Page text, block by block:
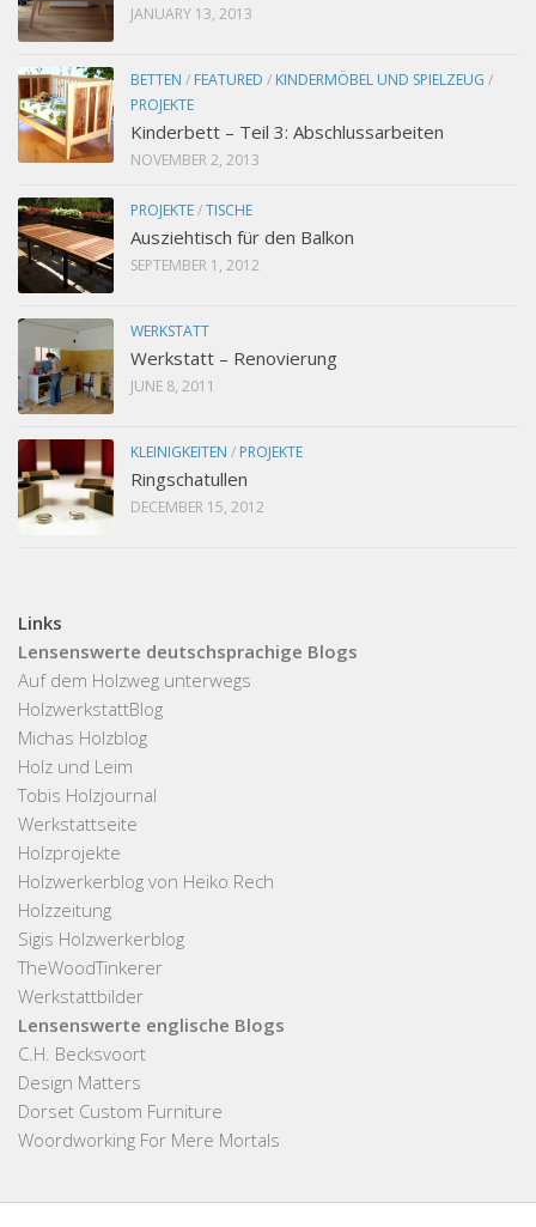
JANUARY 13, 2013
BETTEN / FEATURED / KINDERMÖBEL UND SPIELZEUG /
PROJEKTE
Kinderbett – Teil 3: Abschlussarbeiten
NOVEMBER 2, 2013
PROJEKTE/TISCHE
Ausziehtisch für den Balkon
SEPTEMBER 1, 2012
WERKSTATT
Werkstatt – Renovierung
JUNE 8, 2011
KLEINIGKEITEN / PROJEKTE
Ringschatullen
DECEMBER 15, 2012
Links
Lensenswerte deutschsprachige Blogs
Auf dem Holzweg unterwegs
HolzwerkstattBlog
Michas Holzblog
Holz und Leim
Tobis Holzjournal
Werkstattseite
Holzprojekte
Holzwerkerblog von Heiko Rech
Holzzeitung
Sigis Holzwerkerblog
TheWoodTinkerer
Werkstattbilder
Lensenswerte englische Blogs
C.H. Becksvoort
Design Matters
Dorset Custom Furniture
Woordworking For Mere Mortals